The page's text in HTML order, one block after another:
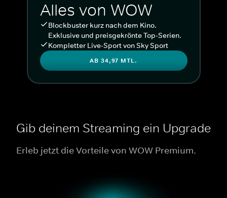
Alles von WOW
Blockbuster kurz nach dem Kino.
Exklusive und preisgekrönte Top-Serien.
Kompletter Live-Sport von Sky Sport
AB 34,97 MTL.
Gib deinem Streaming ein Upgrade
Erleb jetzt die Vorteile von WOW Premium.